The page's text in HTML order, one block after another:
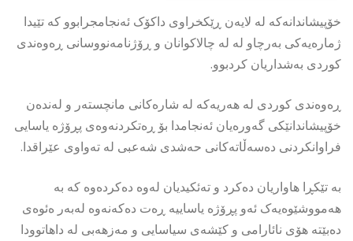
خۆپیشاندانەکە لە لایەن ڕێکخراوى داکۆک ئەنجامجرابوو کە تێیدا
ژمارەیەکى بەرچاو لە لە چالاکوانان و ڕۆژنامەنووسانى ڕەوەندى
کوردى بەشداریان کردبوو.
ڕەوەندى کوردى لە هەریەکە لە شارەکانى مانچستەر و لەندەن
خۆپیشاندانێکى گەورەیان ئەنجامدا بۆ ڕەتکردنەوەى پڕۆژە یاسایى
فراوانکردنى دەسەڵاتەکانى حەشدى شەعبى لە تەواوى عێراقدا.
بە تێکڕا هاواریان دەکرد و تەئکیدیان لەوە دەکردەوە کە بە
هەمووشێوەیەک ئەو پڕۆژە یاساییە ڕەت دەکەنەوە لەبەر ەئوەى
دەبێتە هۆى نائارامى و کێشەى سیاسایى و مەزهەبى لە داهاتوودا